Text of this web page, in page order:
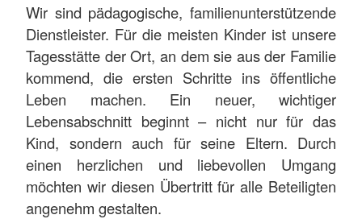
Wir sind pädagogische, familienunterstützende
Dienstleister. Für die meisten Kinder ist unsere
Tagesstätte der Ort, an dem sie aus der Familie
kommend, die ersten Schritte ins öffentliche
Leben machen. Ein neuer, wichtiger
Lebensabschnitt beginnt – nicht nur für das
Kind, sondern auch für seine Eltern. Durch
einen herzlichen und liebevollen Umgang
möchten wir diesen Übertritt für alle Beteiligten
angenehm gestalten.